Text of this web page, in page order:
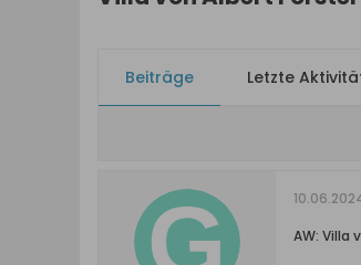
Beiträge Letzte
AW: Villa